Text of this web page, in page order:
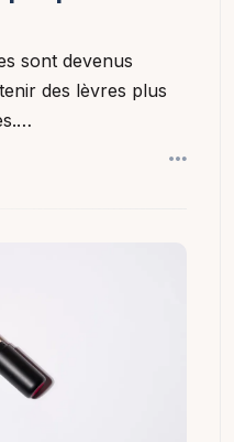
sont devenus
des lèvres plus